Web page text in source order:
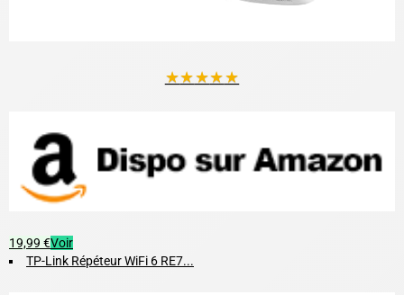
★★★★★
19,99 €Voir
TP-Link Répéteur WiFi 6 RE7...